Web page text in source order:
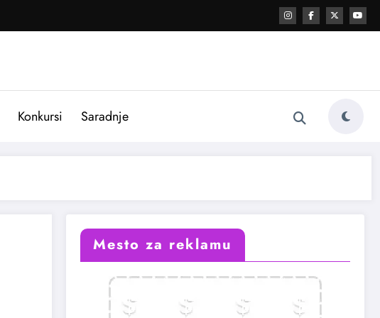
Konkursi Saradnje
Mesto za reklamu